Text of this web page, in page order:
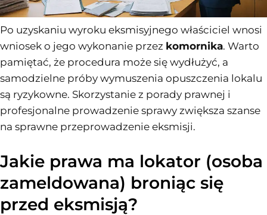
Po uzyskaniu wyroku eksmisyjnego właściciel wnosi
wniosek o jego wykonanie przez komornika. Warto
pamiętać, że procedura może się wydłużyć, a
samodzielne próby wymuszenia opuszczenia lokalu
są ryzykowne. Skorzystanie z porady prawnej i
profesjonalne prowadzenie sprawy zwiększa szanse
na sprawne przeprowadzenie eksmisji.
Jakie prawa ma lokator (osoba
zameldowana) broniąc się
przed eksmisją?